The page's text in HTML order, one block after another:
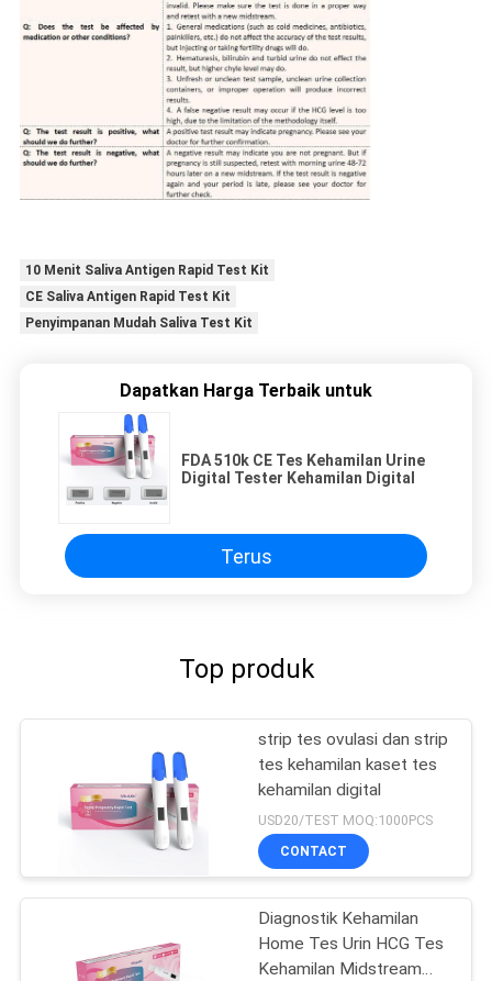
10 Menit Saliva Antigen Rapid Test Kit
CE Saliva Antigen Rapid Test Kit
Penyimpanan Mudah Saliva Test Kit
Dapatkan Harga Terbaik untuk
FDA 510k CE Tes Kehamilan Urine
Digital Tester Kehamilan Digital
Terus
Top produk
strip tes ovulasi dan strip
tes kehamilan kaset tes
kehamilan digital
USD20/TEST MOQ:1000PCS
CONTACT
Diagnostik Kehamilan
Home Tes Urin HCG Tes
Kehamilan Midstream